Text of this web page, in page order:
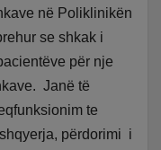
në Poliklinikën
se shkak i
për nje
Janë të
te
përdorimi i